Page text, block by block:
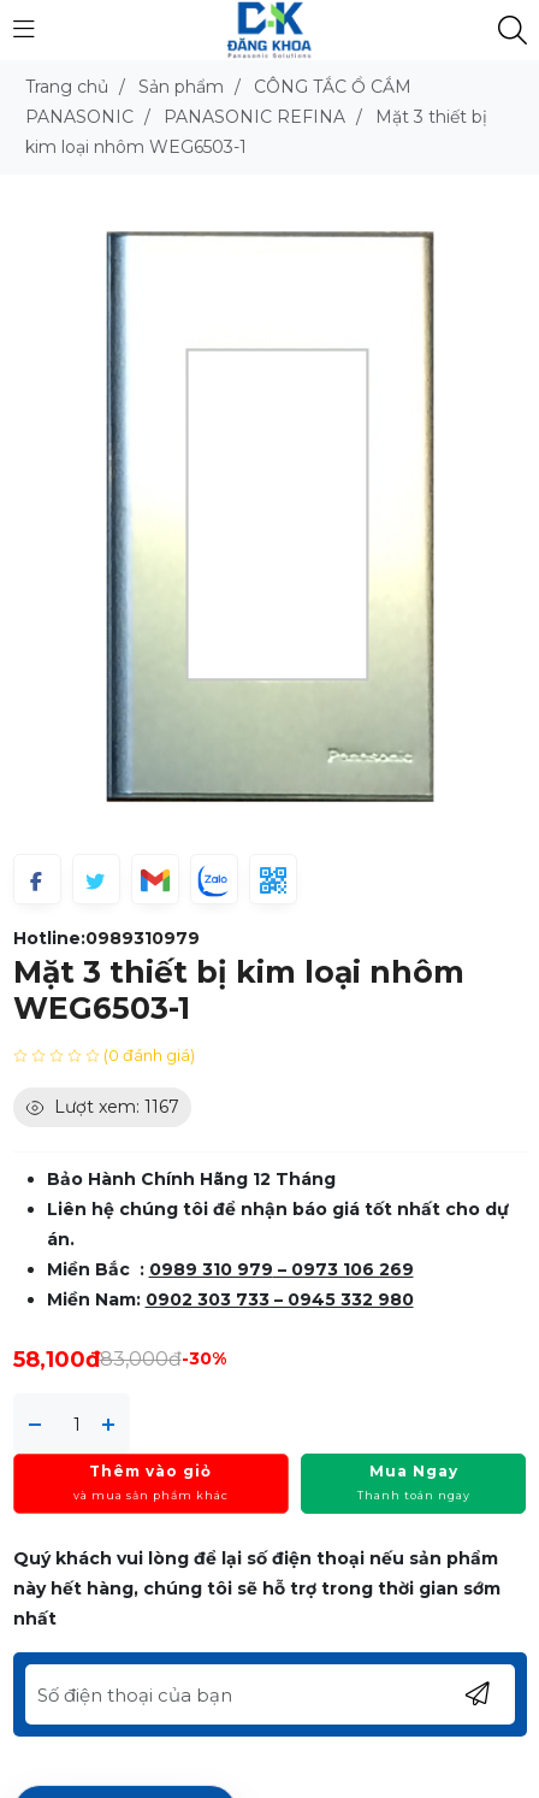
Trang chủ / Sản phẩm /
CÔNG TẮC Ổ CẮM
PANASONIC / PANASONIC REFINA /
Mặt 3 thiết bị
kim loại nhôm WEG6503-1
Hotline:0989310979
Mặt 3 thiết bị kim loại nhôm
WEG6503-1
(0 đánh giá)
Lượt xem: 1167
Bảo Hành Chính Hãng 12 Tháng
Liên hệ chúng tôi để nhận báo giá tốt nhất cho dự
án.
Miền Bắc : 0989 310 979 – 0973 106 269
Miền Nam: 0902 303 733 – 0945 332 980
58,100đ83,000đ-30%
Thêm vào giỏ
và mua sản phẩm khác
Mua Ngay
Thanh toán ngay
Quý khách vui lòng để lại số điện thoại nếu sản phẩm
này hết hàng, chúng tôi sẽ hỗ trợ trong thời gian sớm
nhất